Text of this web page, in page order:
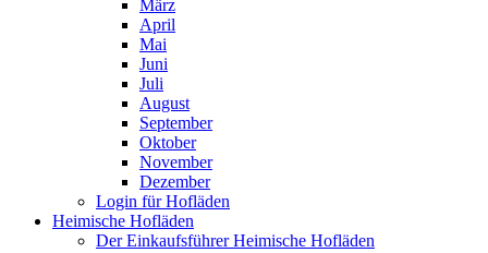
März
April
Mai
Juni
Juli
August
September
Oktober
November
Dezember
Login für Hofläden
Heimische Hofläden
Der Einkaufsführer Heimische Hofläden